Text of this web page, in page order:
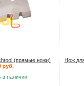
(прямые ножи)
руб.
в наличии
Нож